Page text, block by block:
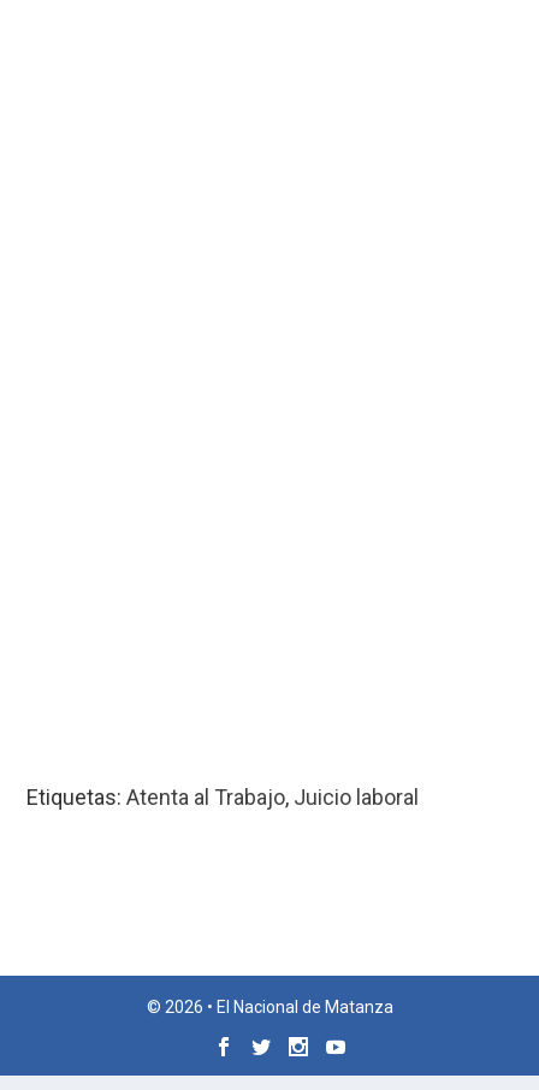
Etiquetas:Atenta al Trabajo, Juicio laboral
© 2026 • El Nacional de Matanza